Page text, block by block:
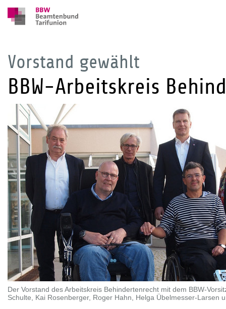
Vorstand gewählt
BBW-Arbeitskreis
Der Vorstand des Arbeitskreis Behindertenrecht mit dem BBW-
Schulte, Kai Rosenberger, Roger Hahn, Helga Übelmesser-Larsen